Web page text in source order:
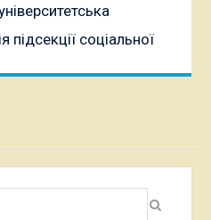
підсекції соціальної